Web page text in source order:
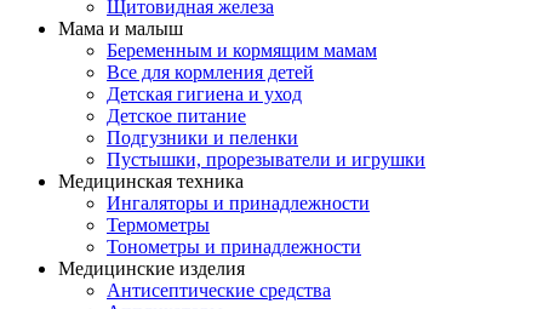
Щитовидная железа
Мама и малыш
Беременным и кормящим мамам
Все для кормления детей
Детская гигиена и уход
Детское питание
Подгузники и пеленки
Пустышки, прорезыватели и игрушки
Медицинская техника
Ингаляторы и принадлежности
Термометры
Тонометры и принадлежности
Медицинские изделия
Антисептические средства